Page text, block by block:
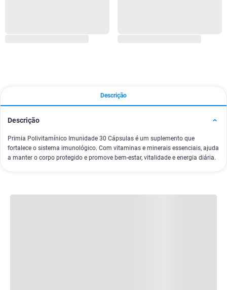
Descrição
Descrição
Primia Polivitamínico Imunidade 30 Cápsulas é um suplemento que
fortalece o sistema imunológico. Com vitaminas e minerais essenciais, ajuda
a manter o corpo protegido e promove bem-estar, vitalidade e energia diária.